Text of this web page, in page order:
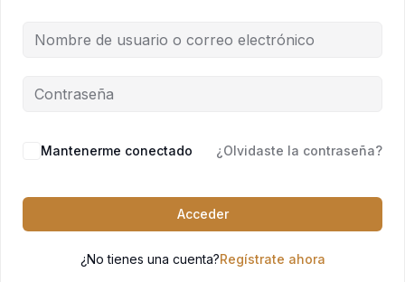
Mantenerme conectado ¿Olvidaste la contraseña?
Acceder
¿No tienes una cuenta?Regístrate ahora